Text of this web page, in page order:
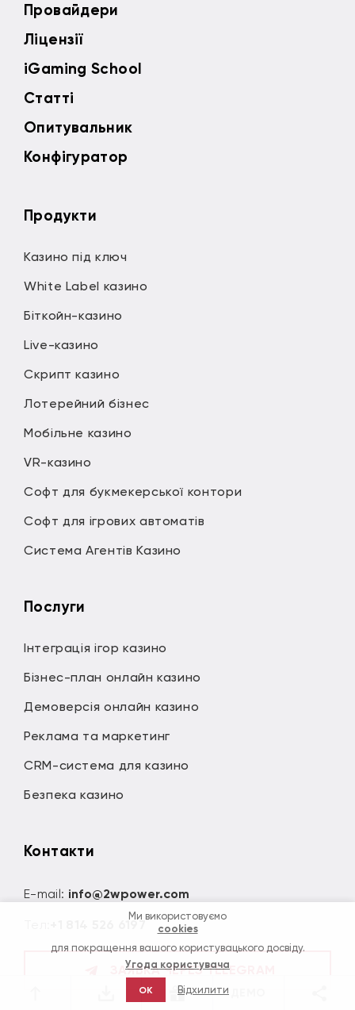
Провайдери
Ліцензії
iGaming School
Статті
Опитувальник
Конфігуратор
Продукти
Казино під ключ
White Label казино
Біткойн-казино
Live-казино
Скрипт казино
Лотерейний бізнес
Мобільне казино
VR-казино
Софт для букмекерської контори
Софт для ігрових автоматів
Система Агентів Казино
Послуги
Інтеграція ігор казино
Бізнес-план онлайн казино
Демоверсія онлайн казино
Реклама та маркетинг
CRM-система для казино
Безпека казино
Контакти
E-mail: info@2wpower.com
+1 814 526 6197
ЗАЯВКА ЧЕРЕЗ TELEGRAM
Ми використовуємо
cookies
для покращення вашого користувацького досвіду.
Угода користувача
OK Відхилити